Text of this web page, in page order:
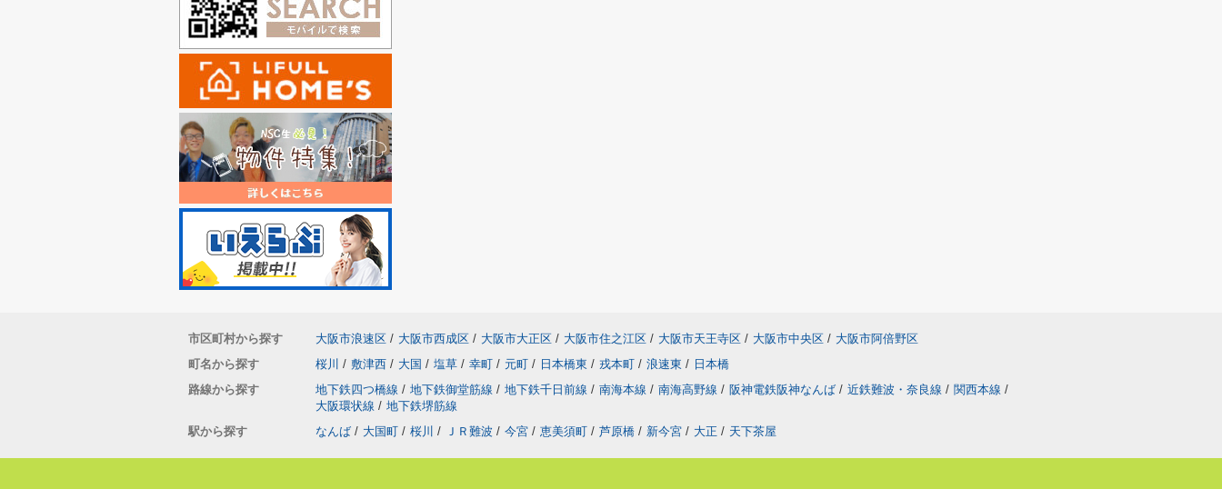
市区町村から探す 大阪市浪速区 / 大阪市西成区 / 大阪市大正区 / 大阪市住之江区 / 大阪市天王寺区 / 大阪市中央区 / 大阪市阿倍野区
町名から探す
桜川 / 敷津西 / 大国 / 塩草 / 幸町 / 元町 / 日本橋東 / 戎本町 / 浪速東 / 日本橋
路線から探す
地下鉄四つ橋線 / 地下鉄御堂筋線 / 地下鉄千日前線 / 南海本線 / 南海高野線 / 阪神電鉄阪神なんば / 近鉄難波・奈良線 / 関西本線 /
大阪環状線 / 地下鉄堺筋線
駅から探す
なんば / 大国町 / 桜川 / ＪＲ難波 / 今宮 / 恵美須町 / 芦原橋 / 新今宮 / 大正 / 天下茶屋